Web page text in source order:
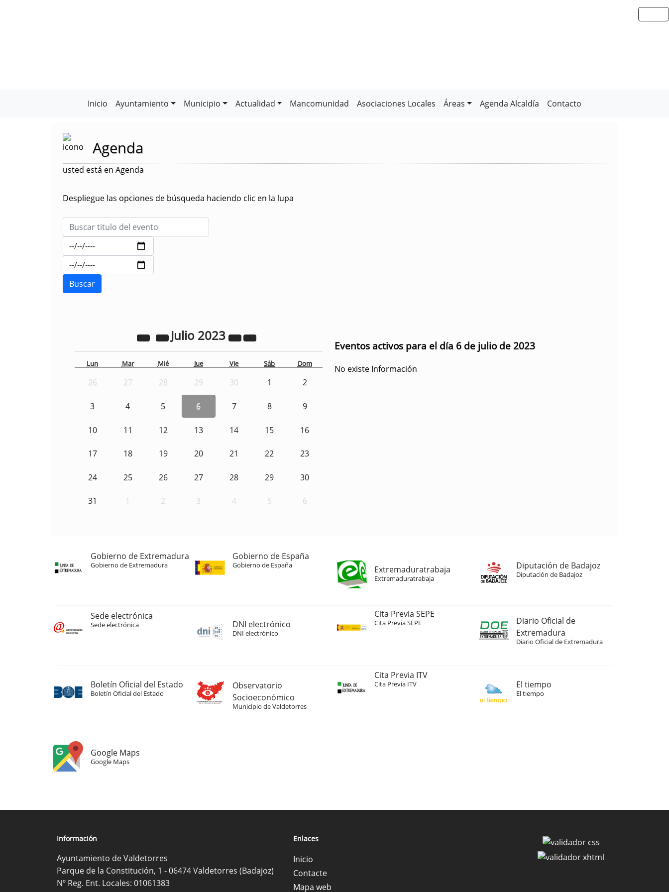
Inicio Ayuntamiento Municipio Actualidad Mancomunidad Asociaciones Locales Áreas Agenda Alcaldía Contacto
Agenda
usted está en Agenda
Despliegue las opciones de búsqueda haciendo clic en la lupa
Julio 2023
Lun Mar Mié Jue Vie Sáb Dom
26 27 28 29 30 1 2
3 4 5 6 7 8 9
10 11 12 13 14 15 16
17 18 19 20 21 22 23
24 25 26 27 28 29 30
31 1 2 3 4 5 6
Eventos activos para el día 6 de julio de 2023
No existe Información
Gobierno de Extremadura
Gobierno de Extremadura
Gobierno de España
Gobierno de España Extremaduratrabaja
Extremaduratrabaja
Diputación de Badajoz
Diputación de Badajoz
Sede electrónica
Sede electrónica DNI electrónico
DNI electrónico
Cita Previa SEPE
Cita Previa SEPE
Diario Oficial de
Extremadura
Diario Oficial de Extremadura
Boletín Oficial del Estado
Boletín Oficial del Estado
Observatorio
Socioeconómico
Municipio de Valdetorres
Cita Previa ITV
Cita Previa ITV El tiempo
El tiempo
Google Maps
Google Maps
Información
Ayuntamiento de Valdetorres
Parque de la Constitución, 1 - 06474 Valdetorres (Badajoz)
Nº Reg. Ent. Locales: 01061383
Enlaces
Inicio
Contacte
Mapa web